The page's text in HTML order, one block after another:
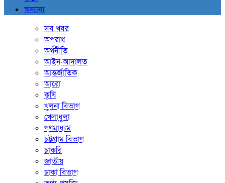
অন্যান্য
সব খবর
অপরাধ
অর্থনীতি
আইন-আদালত
আন্তর্জাতিক
আরো
কৃষি
খুলনা বিভাগ
খেলাধুলা
গণমাধ্যম
চট্টগ্রাম বিভাগ
চাকরি
জাতীয়
ঢাকা বিভাগ